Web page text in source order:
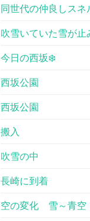
同世代の仲良しス
吹雪いていた雪が
今日の西坂❄️
西坂公園
西坂公園
搬入
吹雪の中
長崎に到着
空の変化 雪～青空